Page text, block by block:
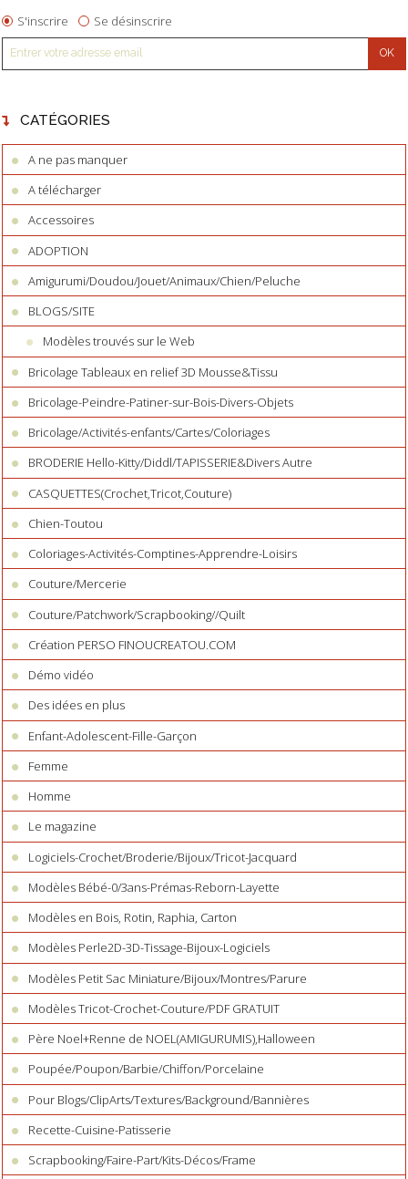
S'inscrire Se désinscrire
CATÉGORIES
A ne pas manquer
A télécharger
Accessoires
ADOPTION
Amigurumi/Doudou/Jouet/Animaux/Chien/Peluche
BLOGS/SITE
Modèles trouvés sur le Web
Bricolage Tableaux en relief 3D Mousse&Tissu
Bricolage-Peindre-Patiner-sur-Bois-Divers-Objets
Bricolage/Activités-enfants/Cartes/Coloriages
BRODERIE Hello-Kitty/Diddl/TAPISSERIE&Divers Autre
CASQUETTES(Crochet,Tricot,Couture)
Chien-Toutou
Coloriages-Activités-Comptines-Apprendre-Loisirs
Couture/Mercerie
Couture/Patchwork/Scrapbooking//Quilt
Création PERSO FINOUCREATOU.COM
Démo vidéo
Des idées en plus
Enfant-Adolescent-Fille-Garçon
Femme
Homme
Le magazine
Logiciels-Crochet/Broderie/Bijoux/Tricot-Jacquard
Modèles Bébé-0/3ans-Prémas-Reborn-Layette
Modèles en Bois, Rotin, Raphia, Carton
Modèles Perle2D-3D-Tissage-Bijoux-Logiciels
Modèles Petit Sac Miniature/Bijoux/Montres/Parure
Modèles Tricot-Crochet-Couture/PDF GRATUIT
Père Noel+Renne de NOEL(AMIGURUMIS),Halloween
Poupée/Poupon/Barbie/Chiffon/Porcelaine
Pour Blogs/ClipArts/Textures/Background/Bannières
Recette-Cuisine-Patisserie
Scrapbooking/Faire-Part/Kits-Décos/Frame